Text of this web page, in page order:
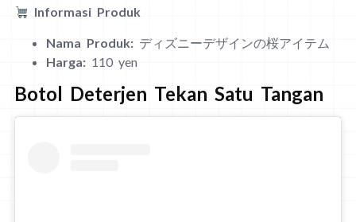
Informasi Produk
Nama Produk: ディズニーデザインの桜アイテム
Harga: 110 yen
Botol Deterjen Tekan Satu Tangan